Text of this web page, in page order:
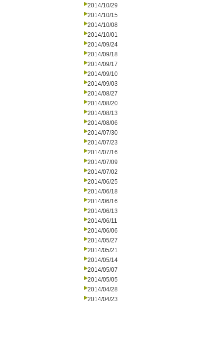
2014/10/29
2014/10/15
2014/10/08
2014/10/01
2014/09/24
2014/09/18
2014/09/17
2014/09/10
2014/09/03
2014/08/27
2014/08/20
2014/08/13
2014/08/06
2014/07/30
2014/07/23
2014/07/16
2014/07/09
2014/07/02
2014/06/25
2014/06/18
2014/06/16
2014/06/13
2014/06/11
2014/06/06
2014/05/27
2014/05/21
2014/05/14
2014/05/07
2014/05/05
2014/04/28
2014/04/23